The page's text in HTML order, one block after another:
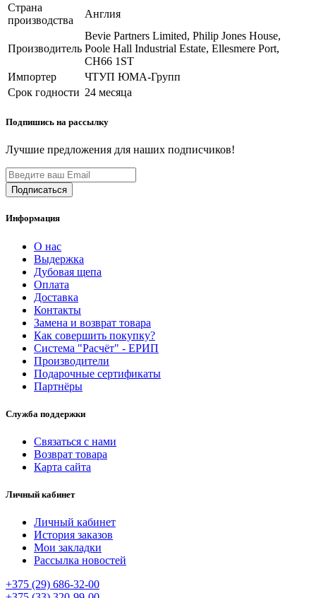
Страна
производства
Англия
Производитель
Bevie Partners Limited, Philip Jones House,
Poole Hall Industrial Estate, Ellesmere Port,
CH66 1ST
Импортер
ЧТУП ЮМА-Групп
Срок годности 24 месяца
Подпишись на рассылку
Лучшие предложения для наших подписчиков!
Информация
О нас
Выдержка
Дубовая щепа
Оплата
Доставка
Контакты
Замена и возврат товара
Как совершить покупку?
Система "Расчёт" - ЕРИП
Производители
Подарочные сертификаты
Партнёры
Служба поддержки
Связаться с нами
Возврат товара
Карта сайта
Личный кабинет
Личный кабинет
История заказов
Мои закладки
Рассылка новостей
+375 (29) 686-32-00